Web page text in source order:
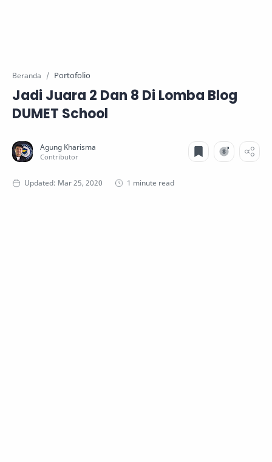
Beranda Portofolio
Jadi Juara 2 Dan 8 Di Lomba Blog
DUMET School
1 minute read